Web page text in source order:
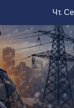
вмісту
Чт.